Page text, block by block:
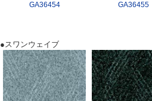
GA36454 GA36455
●スワンウェイブ